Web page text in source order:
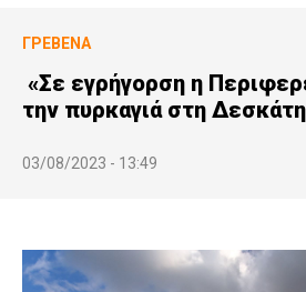
ΓΡΕΒΕΝΆ
«Σε εγρήγορση η
την πυρκαγιά στη
03/08/2023 - 13:49